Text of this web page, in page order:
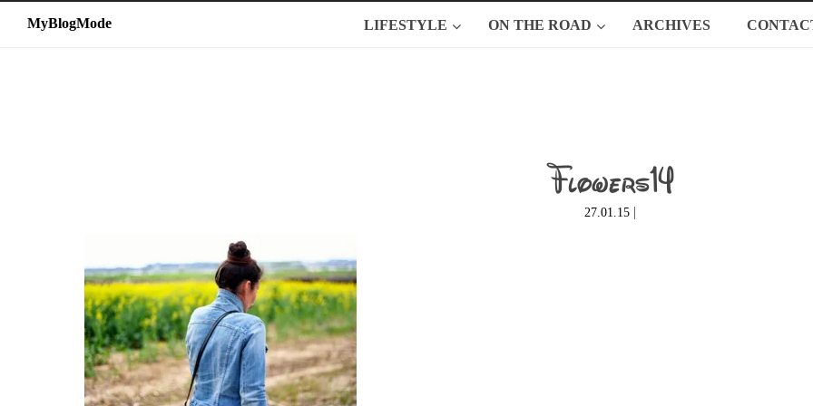
LIFESTYLE ON THE ROAD ARCHIVES
MyBlogMode
MyBlogMode
Flowers14
27.01.15 |